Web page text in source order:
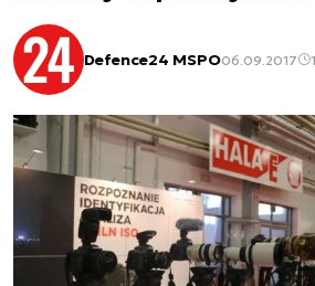
Defence24 MSPO06.09.2017